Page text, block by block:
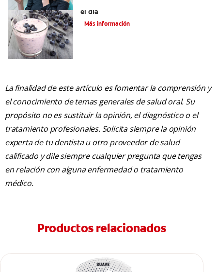
el día
Más información
La finalidad de este artículo es fomentar la comprensión y
el conocimiento de temas generales de salud oral. Su
propósito no es sustituir la opinión, el diagnóstico o el
tratamiento profesionales. Solicita siempre la opinión
experta de tu dentista u otro proveedor de salud
calificado y dile siempre cualquier pregunta que tengas
en relación con alguna enfermedad o tratamiento
médico.
Productos relacionados